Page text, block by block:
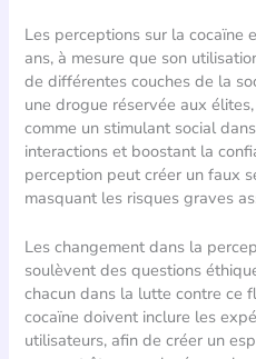
Les perceptions sur la cocaïne
ans, à mesure que son
de différentes couches de la
une drogue réservée aux
comme un stimulant social
interactions et boostant la
perception peut créer un faux
masquant les risques graves
Les changement dans la
soulèvent des questions
chacun dans la lutte contre ce
cocaïne doivent inclure les
utilisateurs, afin de créer un